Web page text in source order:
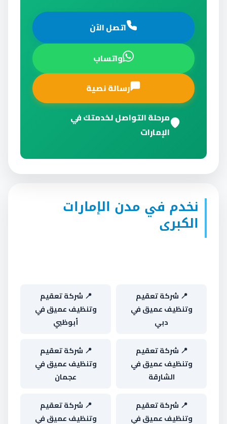
اتصل الآن
واتساب
رسالة نصية
مرحلة التواصل لخدمتك في
الإمارات
نخدم في مدن الإمارات
الكبرى
📍 شركة تعقيم
وتنظيف عميق في
دبي
📍 شركة تعقيم
وتنظيف عميق في
أبوظبي
📍 شركة تعقيم
وتنظيف عميق في
الشارقة
📍 شركة تعقيم
وتنظيف عميق في
عجمان
📍 شركة تعقيم
وتنظيف عميق في
📍 شركة تعقيم
وتنظيف عميق في